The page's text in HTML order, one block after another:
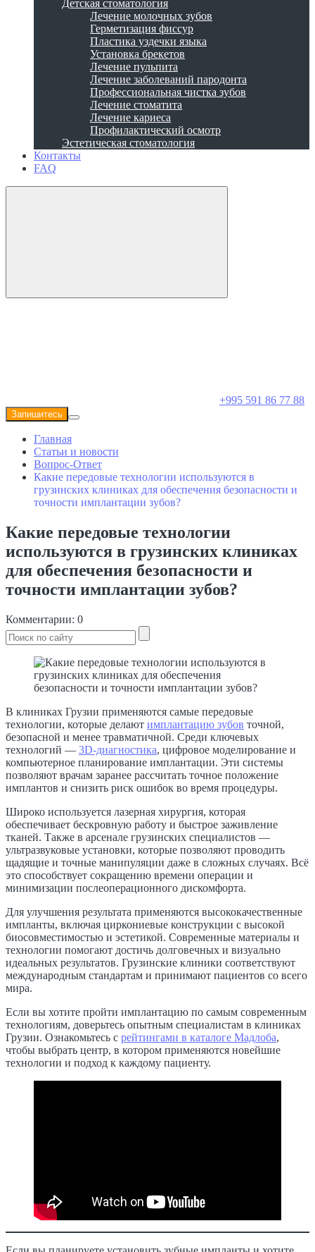
Детская стоматология
Лечение молочных зубов
Герметизация фиссур
Пластика уздечки языка
Установка брекетов
Лечение пульпита
Лечение заболеваний пародонта
Профессиональная чистка зубов
Лечение стоматита
Лечение кариеса
Профилактический осмотр
Эстетическая стоматология
Контакты
FAQ
+995 591 86 77 88
Запишитесь
Главная
Статьи и новости
Вопрос-Ответ
Какие передовые технологии используются в
грузинских клиниках для обеспечения безопасности и
точности имплантации зубов?
Какие передовые технологии
используются в грузинских клиниках
для обеспечения безопасности и
точности имплантации зубов?
Комментарии: 0
В клиниках Грузии применяются самые передовые
технологии, которые делают имплантацию зубов точной,
безопасной и менее травматичной. Среди ключевых
технологий — 3D-диагностика, цифровое моделирование и
компьютерное планирование имплантации. Эти системы
позволяют врачам заранее рассчитать точное положение
имплантов и снизить риск ошибок во время процедуры.
Широко используется лазерная хирургия, которая
обеспечивает бескровную работу и быстрое заживление
тканей. Также в арсенале грузинских специалистов —
ультразвуковые установки, которые позволяют проводить
щадящие и точные манипуляции даже в сложных случаях. Всё
это способствует сокращению времени операции и
минимизации послеоперационного дискомфорта.
Для улучшения результата применяются высококачественные
импланты, включая циркониевые конструкции с высокой
биосовместимостью и эстетикой. Современные материалы и
технологии помогают достичь долговечных и визуально
идеальных результатов. Грузинские клиники соответствуют
международным стандартам и принимают пациентов со всего
мира.
Если вы хотите пройти имплантацию по самым современным
технологиям, доверьтесь опытным специалистам в клиниках
Грузии. Ознакомьтесь с рейтингами в каталоге Мадлоба,
чтобы выбрать центр, в котором применяются новейшие
технологии и подход к каждому пациенту.